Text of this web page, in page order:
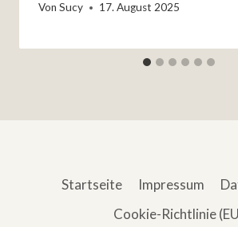
Von Sucy 17. August 2025
Startseite Impressum
Cookie-Richtlinie